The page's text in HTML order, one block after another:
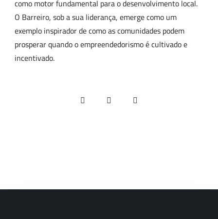
como motor fundamental para o desenvolvimento local.
O Barreiro, sob a sua liderança, emerge como um
exemplo inspirador de como as comunidades podem
prosperar quando o empreendedorismo é cultivado e
incentivado.